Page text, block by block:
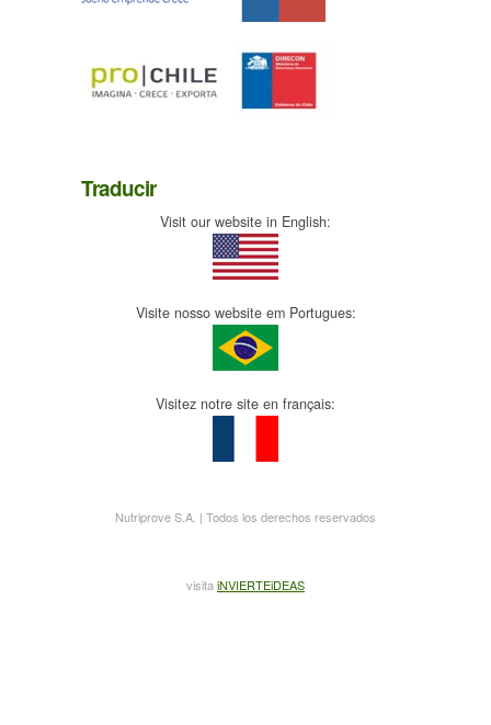
Traducir
Visit our website in English:
Visite nosso website em Portugues:
Visitez notre site en français:
Nutriprove S.A. | Todos los derechos reservados
visita iNVIERTEiDEAS